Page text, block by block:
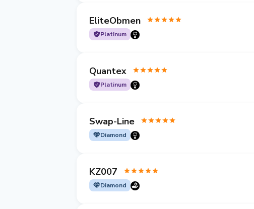
EliteObmen
Platinum
Quantex
Platinum
Swap-Line
Diamond
KZ007
Diamond